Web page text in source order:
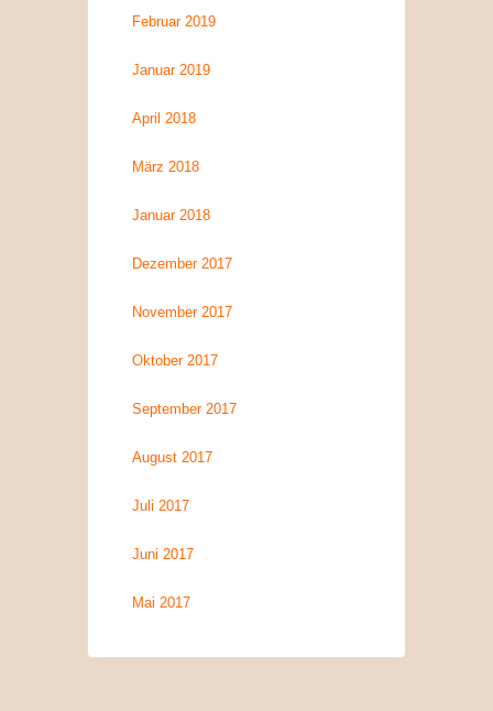
Februar 2019
Januar 2019
April 2018
März 2018
Januar 2018
Dezember 2017
November 2017
Oktober 2017
September 2017
August 2017
Juli 2017
Juni 2017
Mai 2017